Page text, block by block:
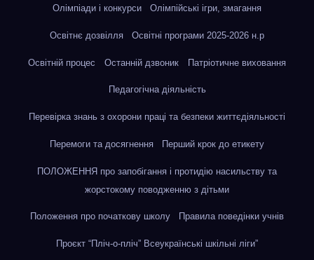
Олімпіади і конкурси Олімпійські ігри, змагання
Освітнє дозвілля Освітні програми 2025-2026 н.р
Освітній процес Останній дзвоник Патріотичне виховання
Педагогічна діяльність
Перевірка знань з охорони праці та безпеки життєдіяльності
Перемоги та досягнення Перший крок до етикету
ПОЛОЖЕННЯ про запобігання і протидію насильству та
жорстокому поводженню з дітьми
Положення про початкову школу Правила поведінки учнів
Проєкт “Пліч-о-пліч” Всеукраїнські шкільні ліги”